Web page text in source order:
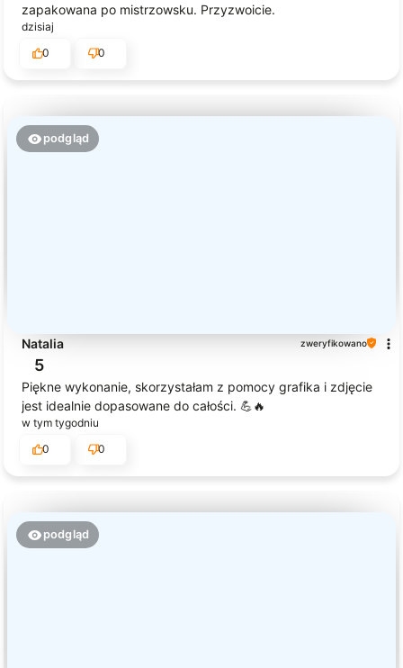
zapakowana po mistrzowsku. Przyzwoicie.
dzisiaj
0
0
podgląd
Natalia zweryfikowano
5
Piękne wykonanie, skorzystałam z pomocy grafika i zdjęcie
jest idealnie dopasowane do całości. 💪🔥
w tym tygodniu
0
0
podgląd